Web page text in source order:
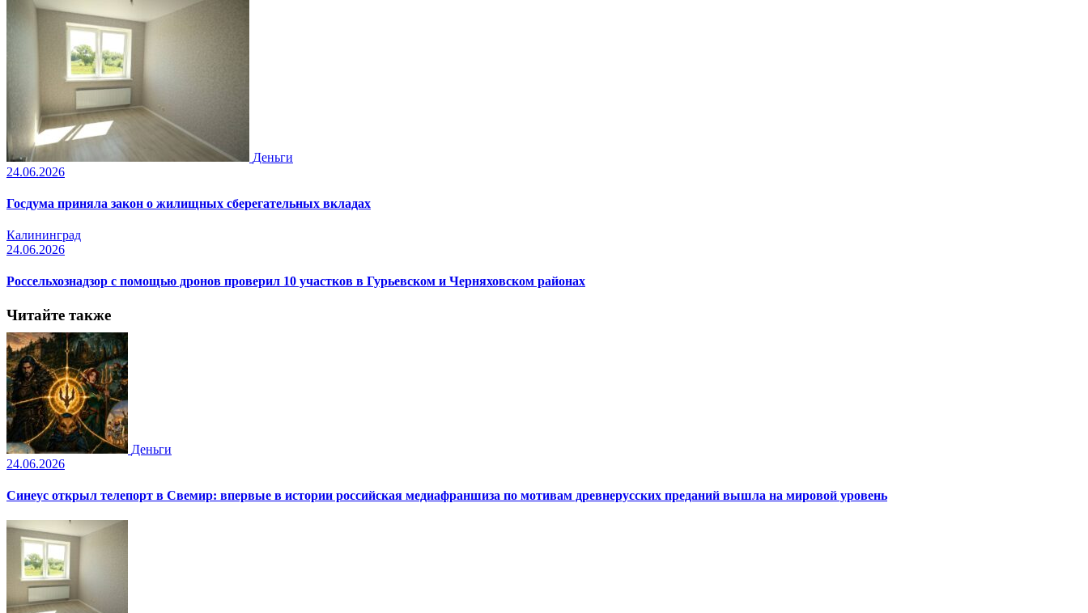
Деньги
24.06.2026
Госдума приняла закон о жилищных сберегательных вкладах
Калининград
24.06.2026
Россельхознадзор с помощью дронов проверил 10 участков в Гурьевском и Черняховском районах
Читайте также
Деньги
24.06.2026
Синеус открыл телепорт в Свемир: впервые в истории российская медиафраншиза по мотивам древнерусских преданий вышла на мировой уровень